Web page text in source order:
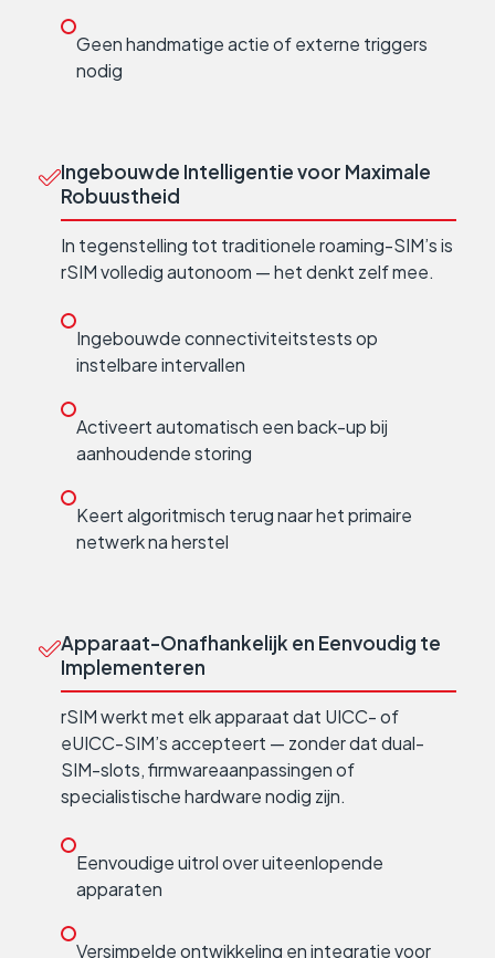
Geen handmatige actie of externe triggers
nodig
Ingebouwde Intelligentie voor Maximale
Robuustheid
In tegenstelling tot traditionele roaming-SIM’s is
rSIM volledig autonoom — het denkt zelf mee.
Ingebouwde connectiviteitstests op
instelbare intervallen
Activeert automatisch een back-up bij
aanhoudende storing
Keert algoritmisch terug naar het primaire
netwerk na herstel
Apparaat-Onafhankelijk en Eenvoudig te
Implementeren
rSIM werkt met elk apparaat dat UICC- of
eUICC-SIM’s accepteert — zonder dat dual-
SIM-slots, firmwareaanpassingen of
specialistische hardware nodig zijn.
Eenvoudige uitrol over uiteenlopende
apparaten
Versimpelde ontwikkeling en integratie voor